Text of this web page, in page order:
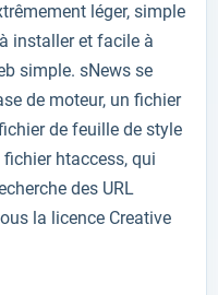
léger, simple
installer et facile à
simple. sNews se
de moteur, un fichier
de feuille de style
fichier htaccess, qui
des URL
la licence Creative